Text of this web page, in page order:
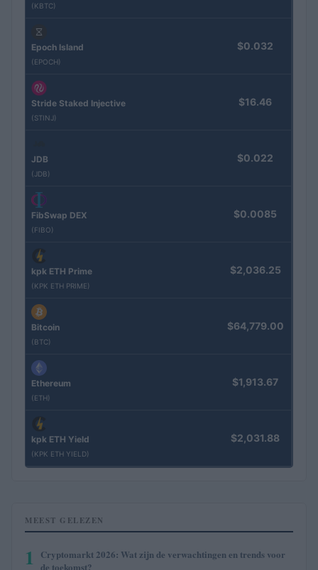
(KBTC)
Epoch Island
(EPOCH)
$0.032
Stride Staked Injective
(STINJ)
$16.46
JDB
(JDB)
$0.022
FibSwap DEX
(FIBO)
$0.0085
kpk ETH Prime
(KPK ETH PRIME)
$2,036.25
Bitcoin
(BTC)
$64,779.00
Ethereum
(ETH)
$1,913.67
kpk ETH Yield
(KPK ETH YIELD)
$2,031.88
MEEST GELEZEN
1
Cryptomarkt 2026: Wat zijn de verwachtingen en trends voor
de toekomst?